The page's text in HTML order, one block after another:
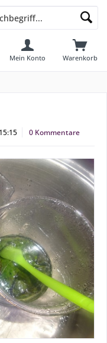
Warenkorb
Mein Konto
0 Kommentare